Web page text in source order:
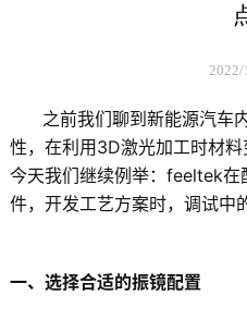
2022/
之前我们聊到新能源汽车
性，在利用3D激光加工时材料
今天我们继续例举：feeltek在
件，开发工艺方案时，调试中
一、选择合适的振镜配置